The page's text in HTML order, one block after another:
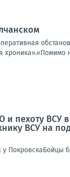
хроника».«Помимо
и пехоту ВСУ
ВСУ на
ПокровскаБойцы